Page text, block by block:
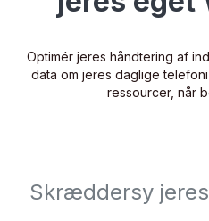
BLOG
JOBS
OFTE STILLEDE
Optimér jeres håndtering af
data om jeres daglige
ressourcer, når
Skræddersy